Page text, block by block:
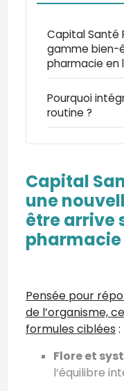
Capital Santé
gamme bien-
pharmacie en
Pourquoi
routine ?
Capital
une
être arrive
pharmacie
Pensée pour
de l’organisme,
formules ciblées :
Flore et
l’équilibre